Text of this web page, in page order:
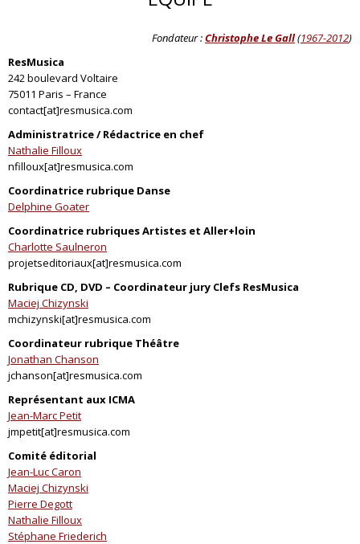
Fondateur :Christophe Le Gall(1967-2012)
ResMusica
242 boulevard Voltaire
75011 Paris – France
contact[at]resmusica.com
Administratrice / Rédactrice en chef
Nathalie Filloux
nfilloux[at]resmusica.com
Coordinatrice rubrique Danse
Delphine Goater
Coordinatrice rubriques Artistes et Aller+loin
Charlotte Saulneron
projetseditoriaux[at]resmusica.com
Rubrique CD, DVD – Coordinateur jury Clefs ResMusica
Maciej Chizynski
mchizynski[at]resmusica.com
Coordinateur rubrique Théâtre
Jonathan Chanson
jchanson[at]resmusica.com
Représentant aux ICMA
Jean-Marc Petit
jmpetit[at]resmusica.com
Comité éditorial
Jean-Luc Caron
Maciej Chizynski
Pierre Degott
Nathalie Filloux
Stéphane Friederich